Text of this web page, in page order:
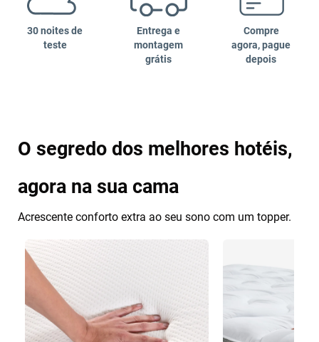
30 noites de
teste
Entrega e
montagem
grátis
Compre
agora, pague
depois
O segredo dos melhores hotéis,
agora na sua cama
Acrescente conforto extra ao seu sono com um topper.